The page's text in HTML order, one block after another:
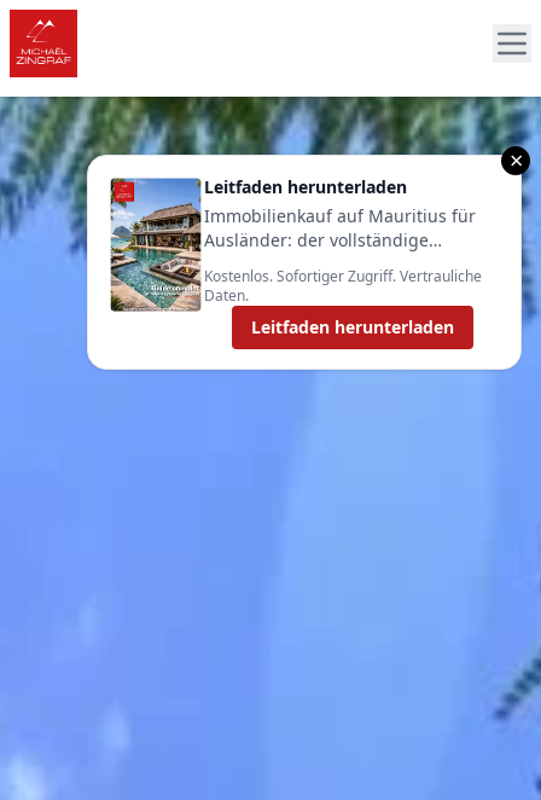
×
Leitfaden herunterladen
Immobilienkauf auf Mauritius für
Ausländer: der vollständige
Leitfaden 2025
Kostenlos. Sofortiger Zugriff. Vertrauliche
Daten.
Leitfaden herunterladen